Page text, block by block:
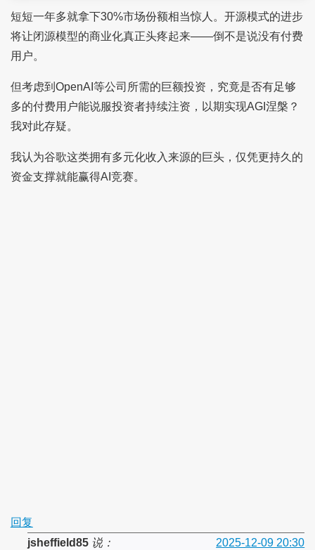
短短一年多就拿下30%市场份额相当惊人。开源模式的进步
将让闭源模型的商业化真正头疼起来——倒不是说没有付费
用户。
但考虑到OpenAI等公司所需的巨额投资，究竟是否有足够
多的付费用户能说服投资者持续注资，以期实现AGI涅槃？
我对此存疑。
我认为谷歌这类拥有多元化收入来源的巨头，仅凭更持久的
资金支撑就能赢得AI竞赛。
回复
jsheffield85说： 2025-12-09 20:30